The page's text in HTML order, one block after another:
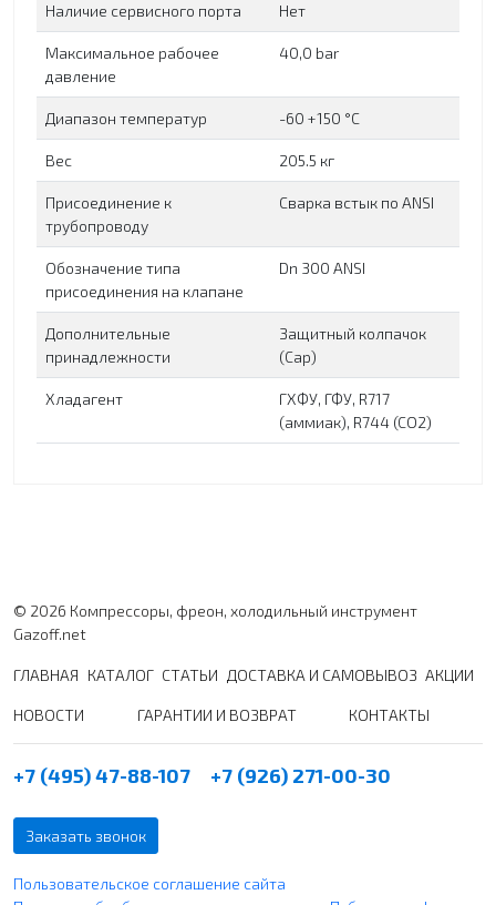
Наличие сервисного порта Нет
Максимальное рабочее
давление
40,0 bar
Диапазон температур -60 +150 °C
Вес 205.5 кг
Присоединение к
трубопроводу
Сварка встык по ANSI
Обозначение типа
присоединения на клапане
Dn 300 ANSI
Дополнительные
принадлежности
Защитный колпачок
(Cap)
Хладагент
ГХФУ, ГФУ, R717
(аммиак), R744 (CO2)
© 2026 Компрессоры, фреон, холодильный инструмент
Gazoff.net
ГЛАВНАЯ КАТАЛОГ СТАТЬИ ДОСТАВКА И САМОВЫВОЗ АКЦИИ
НОВОСТИ ГАРАНТИИ И ВОЗВРАТ КОНТАКТЫ
+7 (495) 47-88-107 +7 (926) 271-00-30
Заказать звонок
Пользовательское соглашение сайта